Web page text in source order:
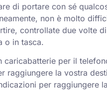
di portare con sé
non è molto
controllate due volte
o in tasca.
caricabatterie per il
raggiungere la vostra
per raggiungere